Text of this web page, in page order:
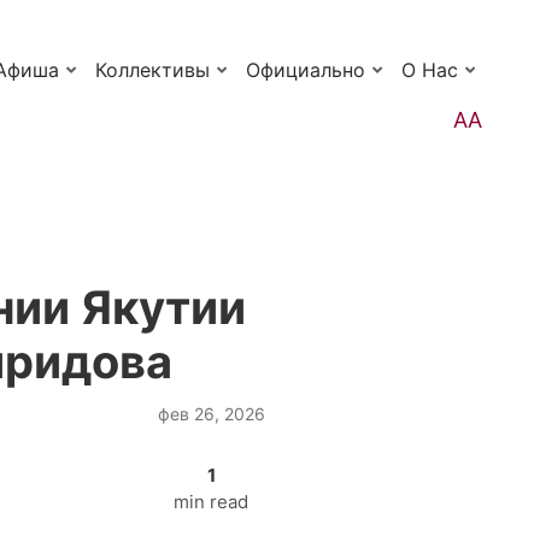
Коллективы Официально О Нас
АА
Якутии
фев 26, 2026
1
min read